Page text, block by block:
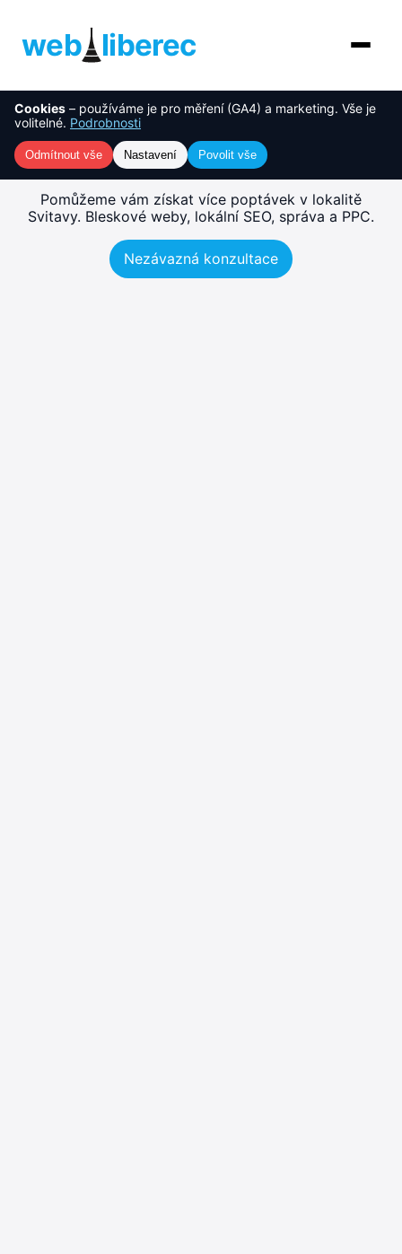
web liberec
O nás
Služby
NOVINKA
AI řešení
Cookies – používáme je pro měření (GA4) a marketing. Vše je
volitelné. Podrobnosti
Odmítnout vše Nastavení Povolit vše
Tvorba webu Svitavy –
rychlé, SEO-ready weby
Pomůžeme vám získat více poptávek v lokalitě
Svitavy. Bleskové weby, lokální SEO, správa a PPC.
Nezávazná konzultace